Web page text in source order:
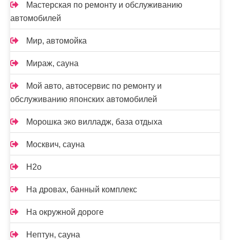
Мастерская по ремонту и обслуживанию
автомобилей
Мир, автомойка
Мираж, сауна
Мой авто, автосервис по ремонту и
обслуживанию японских автомобилей
Морошка эко вилладж, база отдыха
Москвич, сауна
Н2о
На дровах, банный комплекс
На окружной дороге
Нептун, сауна